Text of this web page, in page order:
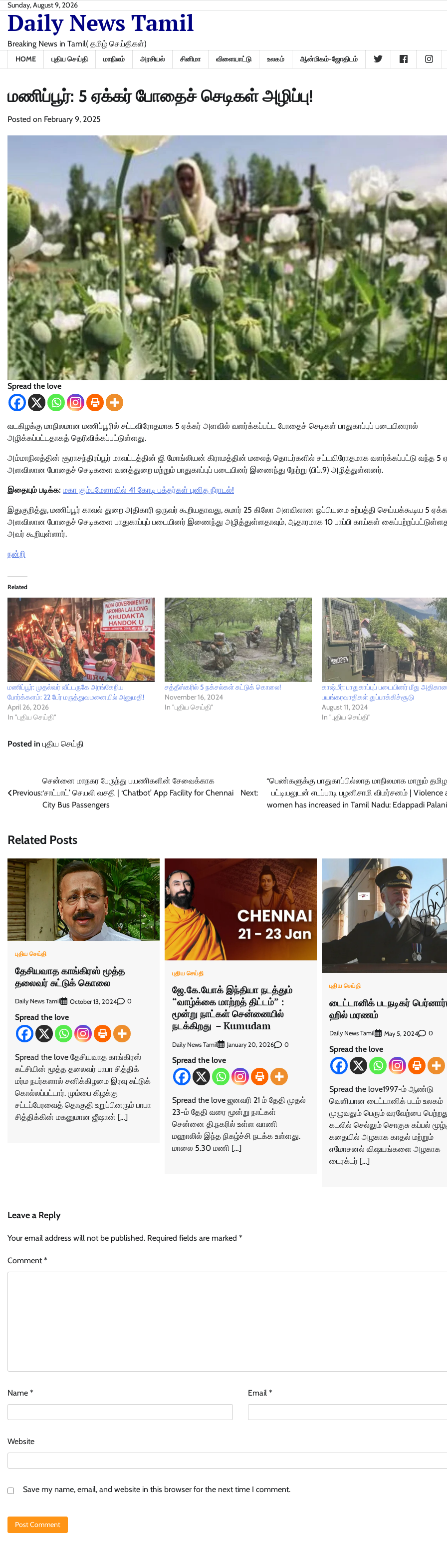
Skip
content
Sunday, August 9, 2026
Daily News Tamil
Breaking News in Tamil( தமிழ் செய்திகள்)
HOME புதிய செய்தி மாநிலம் அரசியல் சினிமா விளையாட்டு உலகம் ஆன்மிகம்-ஜோதிடம்
மணிப்பூர்: 5 ஏக்கர் போதைச் செடிகள் அழிப்பு!
Posted on February 9, 2025
Spread the love
வடகிழக்கு மாநிலமான மணிப்பூரில் சட்டவிரோதமாக 5 ஏக்கர் அளவில் வளர்க்கப்பட்ட போதைச் செடிகள் பாதுகாப்புப் படையினரால்
அழிக்கப்பட்டதாகத் தெரிவிக்கப்பட்டுள்ளது.
அம்மாநிலத்தின் சூராசந்திரப்பூர் மாவட்டத்தின் ஜி மோங்லியன் கிராமத்தின் மலைத் தொடர்களில் சட்டவிரோதமாக வளர்க்கப்பட்டு வந்த 5
அளவிலான போதைச் செடிகளை வனத்துறை மற்றும் பாதுகாப்புப் படையினர் இணைந்து நேற்று (பிப்.9) அழித்துள்ளனர்.
இதையும் படிக்க: மகா கும்பமேளாவில் 41 கோடி பக்தர்கள் புனித நீராடல்!
இதுகுறித்து, மணிப்பூர் காவல் துறை அதிகாரி ஒருவர் கூறியதாவது, சுமார் 25 கிலோ அளவிலான ஓப்பியமை உற்பத்தி செய்யக்கூடிய 5
அளவிலான போதைச் செடிகளை பாதுகாப்புப் படையினர் இணைந்து அழித்துள்ளதாவும், ஆதாரமாக 10 பாப்பி காய்கள்
அவர் கூறியுள்ளார்.
நன்றி
Related
மணிப்பூர்: முதல்வர் வீட்டருகே அரங்கேறிய
போர்க்களம்: 22 பேர் மருத்துவமனையில் அனுமதி!
April 26, 2026
In "புதிய செய்தி"
சத்தீஸ்கரில் 5 நக்சல்கள் சுட்டுக் கொலை!
November 16, 2024
In "புதிய செய்தி"
காஷ்மீர்: பாதுகாப்புப் படையினர் மீது
பயங்கரவாதிகள் துப்பாக்கிச்சூடு
August 11, 2024
In "புதிய செய்தி"
Posted in புதிய செய்தி
navigation
Previous:
சென்னை மாநகர பேருந்து பயணிகளின் சேவைக்காக
‘சாட்பாட்’ செயலி வசதி | ‘Chatbot’ App Facility for Chennai
City Bus Passengers
Next:
‘‘பெண்களுக்கு பாதுகாப்பில்லாத மாநிலமாக மாறும்
பட்டியலுடன் எடப்பாடி பழனிசாமி விமர்சனம் | Violence
women has increased in Tamil Nadu: Edappadi
Related Posts
புதிய செய்தி
தேசியவாத காங்கிரஸ் மூத்த
தலைவர் சுட்டுக் கொலை
Daily News Tamil October 13, 2024 0
Spread the love
Spread the love தேசியவாத காங்கிரஸ்
கட்சியின் மூத்த தலைவர் பாபா சித்திக்
மர்ம நபர்களால் சனிக்கிழமை இரவு சுட்டுக்
கொல்லப்பட்டார். மும்பை கிழக்கு
சட்டப்பேரவைத் தொகுதி உறுப்பினரும் பாபா
சித்திக்கின் மகனுமான ஜீஷான் […]
புதிய செய்தி
ஜே.கே.யோக் இந்தியா நடத்தும்
“வாழ்க்கை மாற்றத் திட்டம்” :
மூன்று நாட்கள் சென்னையில்
நடக்கிறது – Kumudam
Daily News Tamil January 20, 2026 0
Spread the love
Spread the love ஜனவரி 21 ம் தேதி முதல்
23-ம் தேதி வரை மூன்று நாட்கள்
சென்னை தி.நகரில் உள்ள வாணி
மஹாலில் இந்த நிகழ்ச்சி நடக்க உள்ளது.
மாலை 5.30 மணி […]
புதிய செய்தி
டைட்டானிக் படநடிகர்
ஹில் மரணம்
Daily News Tamil May 5, 2024 0
Spread the love
Spread the love1997-ம் ஆண்டு
வெளியான டைட்டானிக் படம் உலகம்
முழுவதும் பெரும் வரவேற்பை
கடலில் செல்லும் சொகுசு கப்பல்
கதையில் அழகாக காதல் மற்றும்
எமோசனல் விஷயங்களை அழகாக
டைரக்டர் […]
Leave a Reply
Your email address will not be published. Required fields are marked *
Comment*
Name * Email*
Website
Save my name, email, and website in this browser for the next time I comment.